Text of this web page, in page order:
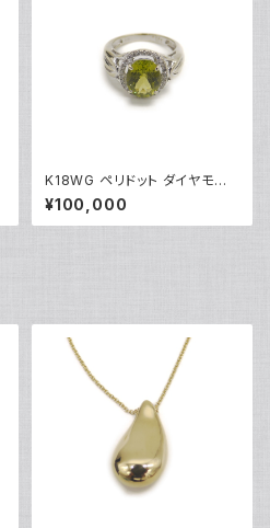
K18WG ペリドット ダイヤモンド
デザインリング 18金 ホワイトゴ
ールド 指輪 9号 Y04916
¥100,000